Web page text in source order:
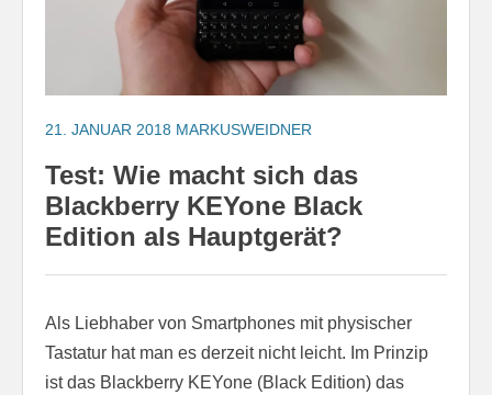
21. JANUAR 2018 MARKUSWEIDNER
Test: Wie macht sich das
Blackberry KEYone Black
Edition als Hauptgerät?
Als Liebhaber von Smartphones mit physischer
Tastatur hat man es derzeit nicht leicht. Im Prinzip
ist das Blackberry KEYone (Black Edition) das